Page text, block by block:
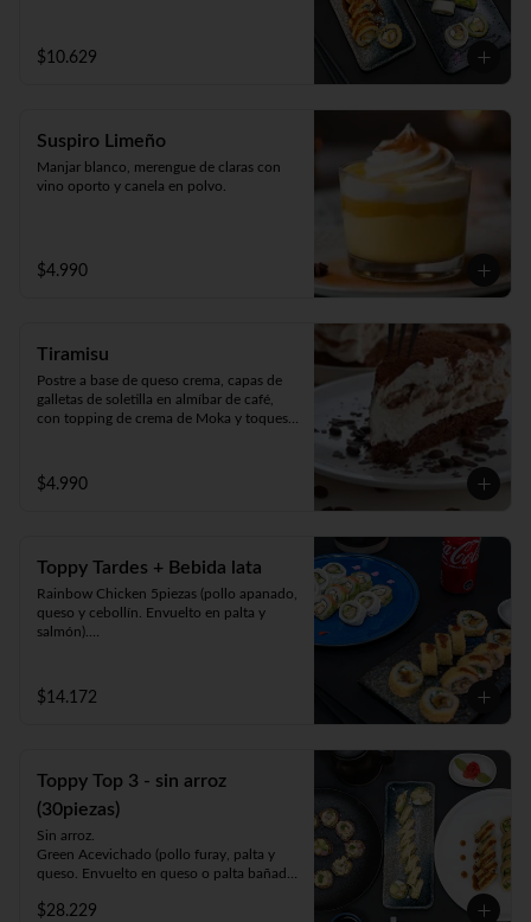
Panko Katsu 10 piezas (pollo apanado,
queso y cebollín. Frito en panko).
$10.629
Suspiro Limeño
Manjar blanco, merengue de claras con
vino oporto y canela en polvo.
$4.990
Tiramisu
Postre a base de queso crema, capas de
galletas de soletilla en almíbar de café,
con topping de crema de Moka y toques
$4.990
Toppy Tardes + Bebida lata
Rainbow Chicken 5piezas (pollo apanado,
queso y cebollín. Envuelto en palta y
salmón).
Panko Mushroom 10piezas (champiñón,
queso y cebollín. Frito en Panko).
$14.172
Toppy Top 3 - sin arroz
(30piezas)
Sin arroz.
Green Acevichado (pollo furay, palta y
queso. Envuelto en queso o palta bañada
Acevichado Top (camarón furay, atún,
$28.229